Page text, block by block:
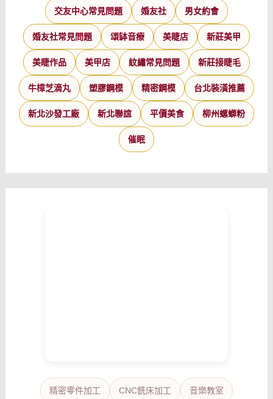
交友中心常見問題 婚友社 男女約會
婚友社常見問題 頌缽音療 美睫店 新莊美甲
美睫作品 美甲店 紋繡常見問題 新莊接睫毛
牛樟芝滴丸 塑膠鋼模 精密鋼模 台北裝潢推薦
新北沙發工廠 新北聯誼 平價美食 柳州螺螄粉
催眠
精密零件加工 CNC銑床加工 音樂教室